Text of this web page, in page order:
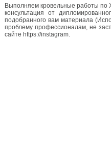
Выполняем кровельные работы по
консультация от
подобранного вам материала
проблему профессионалам, не
сайте https://instagram.